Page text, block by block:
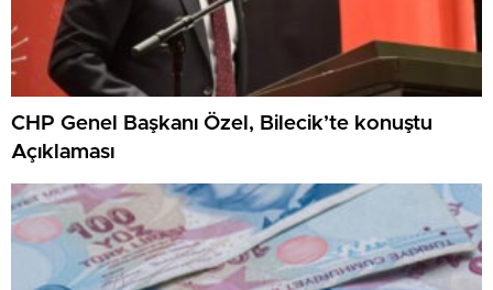
CHP Genel Başkanı Özel, Bilecik’te konuştu
Açıklaması